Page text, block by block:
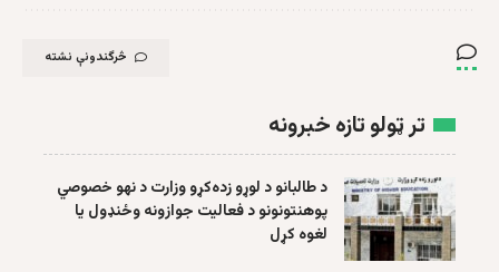
څرگندونې نشته
تر ټولو تازه خبرونه
د طالبانو د لوړو زده‌کړو وزارت د نهو خصوصي
پوهنتونونو د فعالیت جوازونه وځنډول یا
لغوه کړل